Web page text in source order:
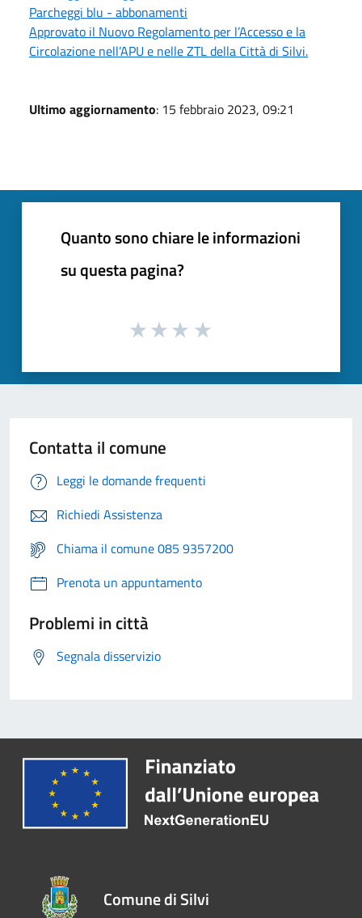
Parcheggi blu - abbonamenti
Approvato il Nuovo Regolamento per l’Accesso e la
Circolazione nell’APU e nelle ZTL della Città di Silvi.
Ultimo aggiornamento: 15 febbraio 2023, 09:21
Quanto sono chiare le informazioni
su questa pagina?
Contatta il comune
Leggi le domande frequenti
Richiedi Assistenza
Chiama il comune 085 9357200
Prenota un appuntamento
Problemi in città
Segnala disservizio
Comune di Silvi